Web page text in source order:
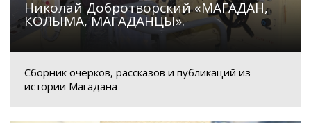
Николай Добротворский «МАГАДАН,
КОЛЫМА, МАГАДАНЦЫ».
Сборник очерков, рассказов и публикаций из
истории Магадана